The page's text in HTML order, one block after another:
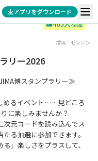
アプリをダウンロード
465人参加
提供： ゼンリン
リー2026
博スタンプラリー≫
めるイベント……見どころ
に楽しみませんか？
次元コードを読み込んでス
る抽選に参加できます。
」楽しさをプラスして、